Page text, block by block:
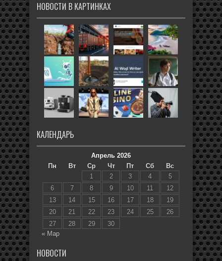
НОВОСТИ В КАРТИНКАХ
КАЛЕНДАРЬ
Апрель 2026
Пн
Вт Ср Чт Пт Сб
Вс
1
2 3 4
5
6
7 8 9 10 11
12
13
14 15 16 17 18
19
20
21 22 23 24 25
26
27
28 29
30
« Мар
НОВОСТИ